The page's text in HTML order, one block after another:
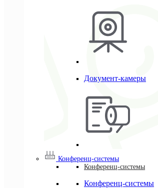
Документ-камеры
Конференц-системы
Конференц-системы
Конференц-системы